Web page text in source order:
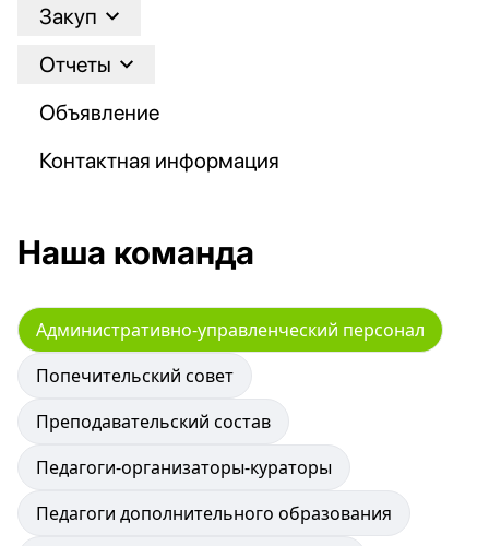
Закуп
Отчеты
Объявление
Контактная информация
Наша команда
Административно-управленческий персонал
Попечительский совет
Преподавательский состав
Педагоги-организаторы-кураторы
Педагоги дополнительного образования